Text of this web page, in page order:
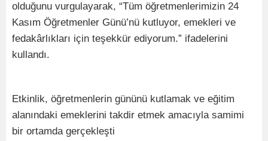
olduğunu vurgulayarak, “Tüm öğretmenlerimizin 24
Kasım Öğretmenler Günü’nü kutluyor, emekleri ve
fedakârlıkları için teşekkür ediyorum.” ifadelerini
kullandı.
Etkinlik, öğretmenlerin gününü kutlamak ve eğitim
alanındaki emeklerini takdir etmek amacıyla samimi
bir ortamda gerçekleşti